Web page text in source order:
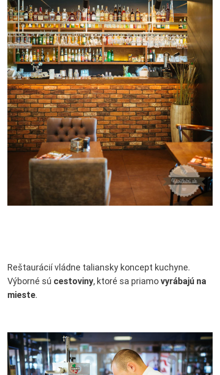
Reštaurácií vládne taliansky koncept kuchyne.
Výborné sú cestoviny, ktoré sa priamovyrábajú na
mieste.